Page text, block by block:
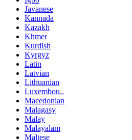
Javanese
Kannada
Kazakh
Khmer
Kurdish
Kyrgyz
Latin
Latvian
Lithuanian
Luxembou..
Macedonian
Malagasy
Malay
Malayalam
Maltese